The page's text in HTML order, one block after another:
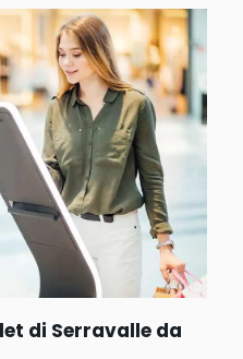
di Serravalle da